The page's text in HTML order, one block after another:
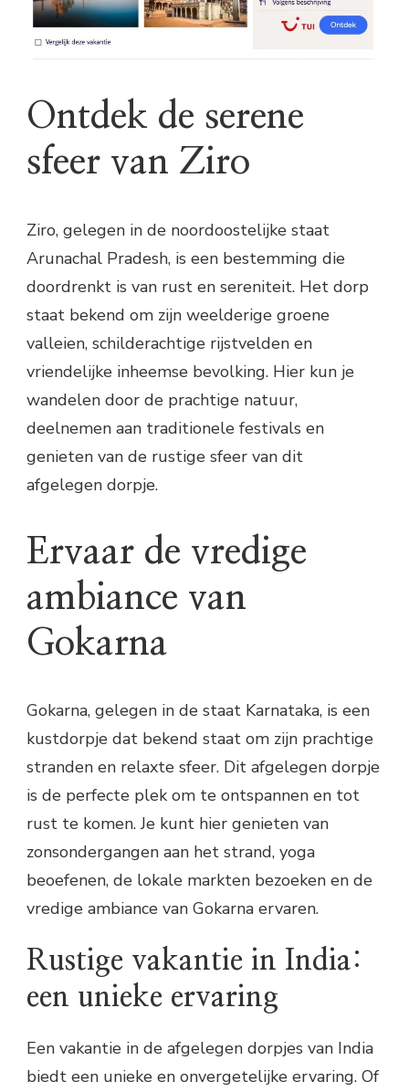
Ontdek de serene
sfeer van Ziro
Ziro, gelegen in de noordoostelijke staat
Arunachal Pradesh, is een bestemming die
doordrenkt is van rust en sereniteit. Het dorp
staat bekend om zijn weelderige groene
valleien, schilderachtige rijstvelden en
vriendelijke inheemse bevolking. Hier kun je
wandelen door de prachtige natuur,
deelnemen aan traditionele festivals en
genieten van de rustige sfeer van dit
afgelegen dorpje.
Ervaar de vredige
ambiance van
Gokarna
Gokarna, gelegen in de staat Karnataka, is een
kustdorpje dat bekend staat om zijn prachtige
stranden en relaxte sfeer. Dit afgelegen dorpje
is de perfecte plek om te ontspannen en tot
rust te komen. Je kunt hier genieten van
zonsondergangen aan het strand, yoga
beoefenen, de lokale markten bezoeken en de
vredige ambiance van Gokarna ervaren.
Rustige vakantie in India:
een unieke ervaring
Een vakantie in de afgelegen dorpjes van India
biedt een unieke en onvergetelijke ervaring. Of